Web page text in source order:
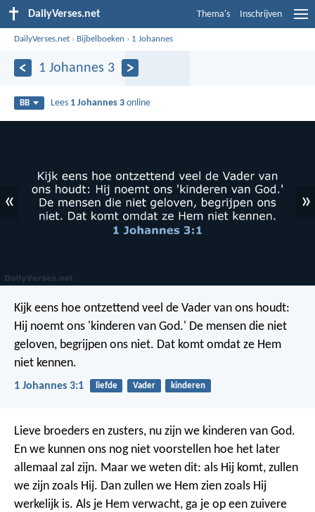
DailyVerses.net Thema's Inschrijven
DailyVerses.net › Bijbelboeken › 1 Johannes
1 Johannes 3
BB Lees 1 Johannes 3 online
« »
Kijk eens hoe ontzettend veel de Vader van ons houdt:
Hij noemt ons 'kinderen van God.' De mensen die niet
geloven, begrijpen ons niet. Dat komt omdat ze Hem
niet kennen.
1 Johannes 3:1 liefde Vader kinderen
Lieve broeders en zusters, nu zijn we kinderen van God.
En we kunnen ons nog niet voorstellen hoe het later
allemaal zal zijn. Maar we weten dit: als Hij komt, zullen
we zijn zoals Hij. Dan zullen we Hem zien zoals Hij
werkelijk is. Als je Hem verwacht, ga je op een zuivere